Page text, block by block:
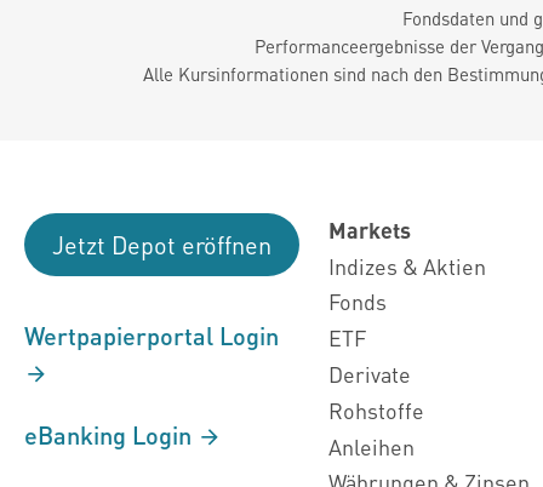
Fondsdaten und
Performanceergebnisse der
Alle Kursinformationen sind nach den
Jetzt Depot eröffnen
Wertpapierportal Login
eBanking Login
Markets
Indizes & Aktien
Fonds
ETF
Derivate
Rohstoffe
Anleihen